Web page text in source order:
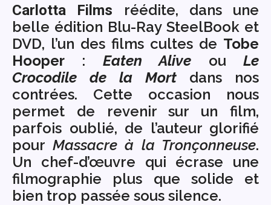
Carlotta Films réédite, dans une
belle édition Blu-Ray SteelBook et
DVD, l’un des films cultes de Tobe
Hooper : Eaten Alive ouLe
Crocodile de la Mort dans nos
contrées. Cette occasion nous
permet de revenir sur un film,
parfois oublié, de l’auteur glorifié
pour Massacre à la Tronçonneuse.
Un chef-d’œuvre qui écrase une
filmographie plus que solide et
bien trop passée sous silence.